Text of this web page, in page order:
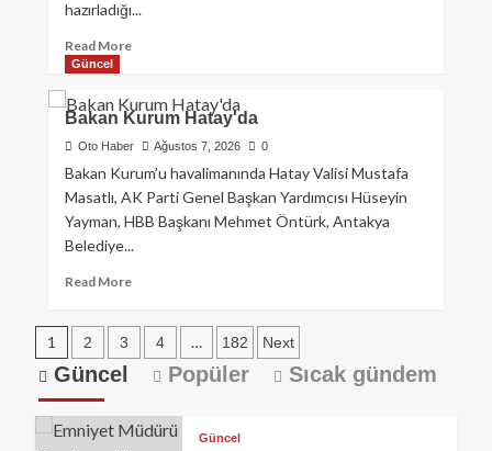
hazırladığı...
Read More
Güncel
Bakan Kurum Hatay'da
Oto Haber Ağustos 7, 2026 0
Bakan Kurum’u havalimanında Hatay Valisi Mustafa
Masatlı, AK Parti Genel Başkan Yardımcısı Hüseyin
Yayman, HBB Başkanı Mehmet Öntürk, Antakya
Belediye...
Read More
1 2 3 4 … 182 Next
Güncel Popüler Sıcak gündem
Güncel